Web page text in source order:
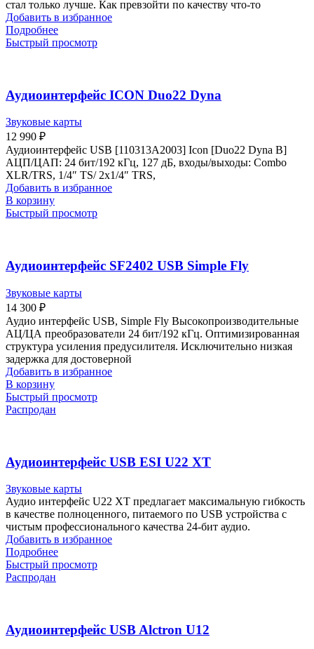
стал только лучше. Как превзойти по качеству что-то
Добавить в избранное
Подробнее
Быстрый просмотр
Аудиоинтерфейс ICON Duo22 Dyna
Звуковые карты
12 990 ₽
Аудиоинтерфейс USB [110313A2003] Icon [Duo22 Dyna B]
АЦП/ЦАП: 24 бит/192 кГц, 127 дБ, входы/выходы: Combo
XLR/TRS, 1/4″ TS/ 2х1/4″ TRS,
Добавить в избранное
В корзину
Быстрый просмотр
Аудиоинтерфейс SF2402 USB Simple Fly
Звуковые карты
14 300 ₽
Аудио интерфейс USB, Simple Fly Высокопроизводительные
АЦ/ЦА преобразователи 24 бит/192 кГц. Оптимизированная
структура усиления предусилителя. Исключительно низкая
задержка для достоверной
Добавить в избранное
В корзину
Быстрый просмотр
Распродан
Аудиоинтерфейс USB ESI U22 XT
Звуковые карты
Аудио интерфейс U22 XT предлагает максимальную гибкость
в качестве полноценного, питаемого по USB устройства с
чистым профессионального качества 24-бит аудио.
Добавить в избранное
Подробнее
Быстрый просмотр
Распродан
Аудиоинтерфейс USB Alctron U12